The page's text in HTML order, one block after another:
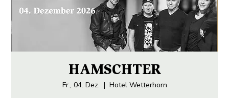
HAMSCHTER
Fr., 04. Dez.
  |
Hotel Wetterhorn